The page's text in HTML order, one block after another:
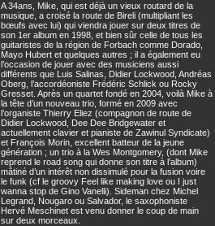
A 34ans, Mike, qui est déjà un vieux routard de la
musique, a croisé la route de Bireli (multipliant les
bœufs avec lui) qui viendra jouer sur deux titres de
son 1er album en 1998, et bien sûr celle de tous les
guitaristes de la région de Forbach comme Dorado,
Mayo Hubert et quelques autres ; il a également eu
l’occasion de jouer avec des musiciens aussi
différents que Luis Salinas, Didier Lockwood, Andréas
Oberg, l’accordéoniste Frédéric Schlick ou Rocky
Gresset. Après un quartet fondé en 2004, voilà Mike à
la tête d’un nouveau trio, formé en 2009 avec
l’organiste Thierry Eliez (compagnon de route de
Didier Lockwood, Dee Dee Bridgewater et
actuellement clavier et pianiste de Zawinul Syndicate)
et François Morin, excellent batteur de la jeune
génération ; un trio à la Wes Montgomery, (dont Mike
reprend le road song qui donne son titre à l’album)
mâtiné d’un intérêt non dissimulé pour la fusion voire
le funk (cf le groovy Feel like making love ou I just
wanna stop de Gino Vanelli). Sideman chez Michel
Legrand, Nougaro ou Salvador, le saxophoniste
Hervé Meschinet est venu donner le coup de main
sur deux morceaux.